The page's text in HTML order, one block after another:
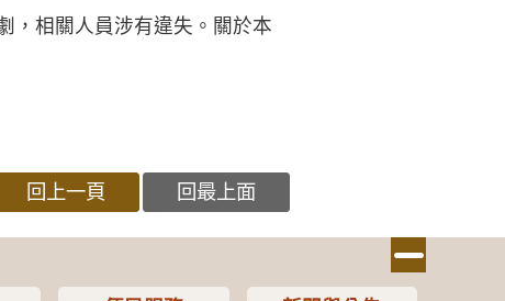
，相關人員涉有違失。關於本
回上一頁 回最上面